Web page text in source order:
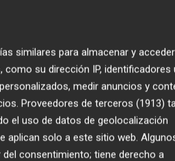
3
4
de cara a la
índices europeos,
que el selectivo
estadounidenses
de los aranceles de
similares para almacenar y
su dirección IP, identificadores
medir anuncios y
Proveedores de terceros (1913)
el uso de datos de geolocalización
aplican solo a este sitio web.
consentimiento; tiene derecho a